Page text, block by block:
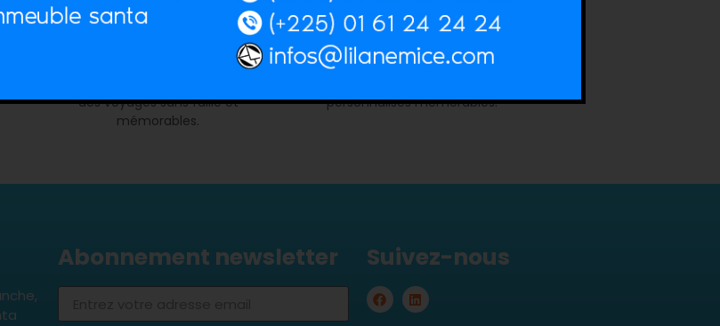
Rigueur
Excellence orchestrée, chaque détail
méticuleusement orchestré, LILAN'E
des voyages sans faille et
mémorables.
Qualité de service
Engagés à surpasser vos attentes,
notre agence offre un service client
personnalisés mémorables.
Abonnement newsletter Suivez-nous